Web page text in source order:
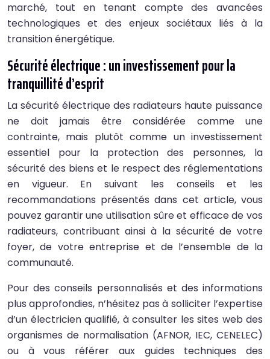
marché, tout en tenant compte des avancées
technologiques et des enjeux sociétaux liés à la
transition énergétique.
Sécurité électrique : un investissement pour la
tranquillité d’esprit
La sécurité électrique des radiateurs haute puissance
ne doit jamais être considérée comme une
contrainte, mais plutôt comme un investissement
essentiel pour la protection des personnes, la
sécurité des biens et le respect des réglementations
en vigueur. En suivant les conseils et les
recommandations présentés dans cet article, vous
pouvez garantir une utilisation sûre et efficace de vos
radiateurs, contribuant ainsi à la sécurité de votre
foyer, de votre entreprise et de l’ensemble de la
communauté.
Pour des conseils personnalisés et des informations
plus approfondies, n’hésitez pas à solliciter l’expertise
d’un électricien qualifié, à consulter les sites web des
organismes de normalisation (AFNOR, IEC, CENELEC)
ou à vous référer aux guides techniques des